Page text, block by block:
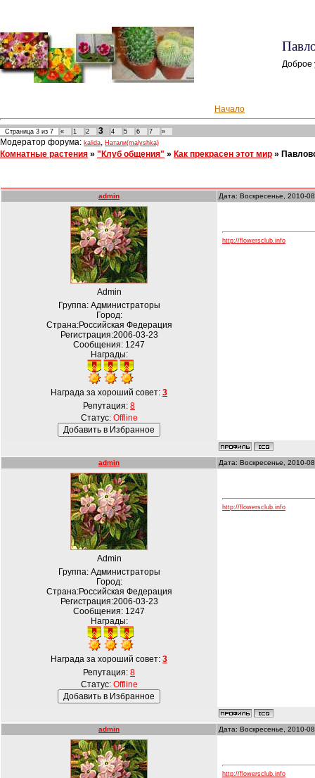
Доброе
Начало
Страница 3 из 7 « 1 2 3 4 5 6 7 »
Модератор форума: kalida, Натали(malyshka)
Комнатные растения » "Клуб общения" » Как прекрасен этот мир »
admin Дата: Воскресенье, 2010-
Admin
Группа: Администраторы
Город:
Страна:Российская Федерация
Регистрация:2006-03-23
Сообщения: 1247
Награды:
Награда за хороший совет: 3
Репутация: 8
Статус: Offline
http://flowersclub.info
admin Дата: Воскресенье, 2010-
Admin
Группа: Администраторы
Город:
Страна:Российская Федерация
Регистрация:2006-03-23
Сообщения: 1247
Награды:
Награда за хороший совет: 3
Репутация: 8
Статус: Offline
http://flowersclub.info
admin Дата: Воскресенье, 2010-
http://flowersclub.info